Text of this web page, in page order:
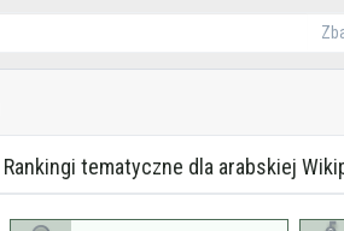
Rankingi tematyczne dla arabskiej